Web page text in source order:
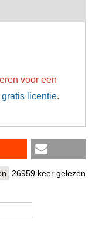
voor een
licentie.
26959 keer gelezen